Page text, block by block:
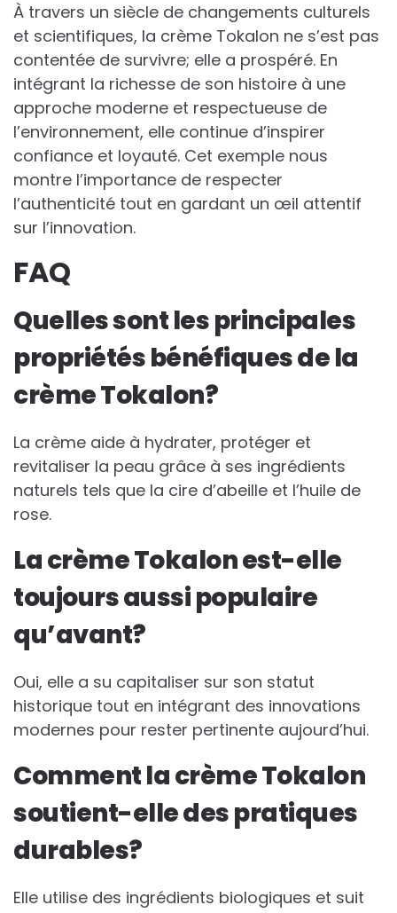
À travers un siècle de changements culturels
et scientifiques, la crème Tokalon ne s’est pas
contentée de survivre; elle a prospéré. En
intégrant la richesse de son histoire à une
approche moderne et respectueuse de
l’environnement, elle continue d’inspirer
confiance et loyauté. Cet exemple nous
montre l’importance de respecter
l’authenticité tout en gardant un œil attentif
sur l’innovation.
FAQ
Quelles sont les principales
propriétés bénéfiques de la
crème Tokalon?
La crème aide à hydrater, protéger et
revitaliser la peau grâce à ses ingrédients
naturels tels que la cire d’abeille et l’huile de
rose.
La crème Tokalon est-elle
toujours aussi populaire
qu’avant?
Oui, elle a su capitaliser sur son statut
historique tout en intégrant des innovations
modernes pour rester pertinente aujourd’hui.
Comment la crème Tokalon
soutient-elle des pratiques
durables?
Elle utilise des ingrédients biologiques et suit